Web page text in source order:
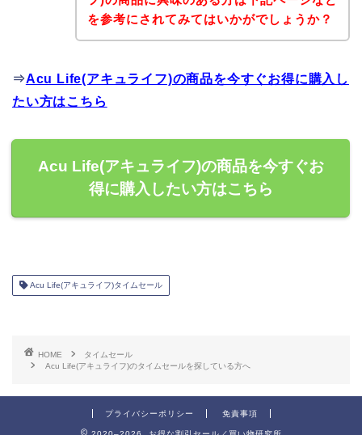
を参考にされてみてはいかがでしょうか？
⇒Acu Life(アキュライフ)の商品を今すぐお得に購入し
たい方はこちら
Acu Life(アキュライフ)の商品を今すぐお
得に購入したい方はこちら
Acu Life(アキュライフ)タイムセール
HOME
タイムセール
Acu Life(アキュライフ)のタイムセールを探している方へ
プライバシーポリシー 免責事項